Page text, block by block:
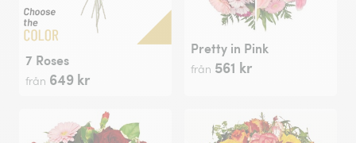
7 Roses
från 649 kr
Pretty in Pink
från 561 kr